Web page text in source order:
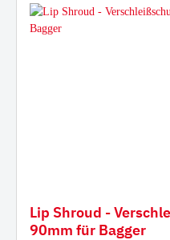
Lip Shroud -
90mm für Bagger